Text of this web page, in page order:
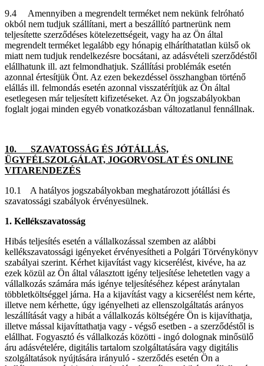
9.4 Amennyiben a megrendelt terméket nem nekünk felróható
okból nem tudjuk szállítani, mert a beszállító partnerünk nem
teljesítette szerződéses kötelezettségeit, vagy ha az Ön által
megrendelt terméket legalább egy hónapig elháríthatatlan külső ok
miatt nem tudjuk rendelkezésre bocsátani, az adásvételi szerződéstől
elállhatunk ill. azt felmondhatjuk. Szállítási problémák esetén
azonnal értesítjük Önt. Az ezen bekezdéssel összhangban történő
elállás ill. felmondás esetén azonnal visszatérítjük az Ön által
esetlegesen már teljesített kifizetéseket. Az Ön jogszabályokban
foglalt jogai minden egyéb vonatkozásban változatlanul fennállnak.
10. SZAVATOSSÁG ÉS JÓTÁLLÁS,
ÜGYFÉLSZOLGÁLAT, JOGORVOSLAT ÉS ONLINE
VITARENDEZÉS
10.1 A hatályos jogszabályokban meghatározott jótállási és
szavatossági szabályok érvényesülnek.
1. Kellékszavatosság
Hibás teljesítés esetén a vállalkozással szemben az alábbi
kellékszavatossági igényeket érvényesítheti a Polgári Törvénykönyv
szabályai szerint. Kérhet kijavítást vagy kicserélést, kivéve, ha az
ezek közül az Ön által választott igény teljesítése lehetetlen vagy a
vállalkozás számára más igénye teljesítéséhez képest aránytalan
többletköltséggel járna. Ha a kijavítást vagy a kicserélést nem kérte,
illetve nem kérhette, úgy igényelheti az ellenszolgáltatás arányos
leszállítását vagy a hibát a vállalkozás költségére Ön is kijavíthatja,
illetve mással kijavíttathatja vagy - végső esetben - a szerződéstől is
elállhat. Fogyasztó és vállalkozás közötti - ingó dolognak minősülő
áru adásvételére, digitális tartalom szolgáltatására vagy digitális
szolgáltatások nyújtására irányuló - szerződés esetén Ön a